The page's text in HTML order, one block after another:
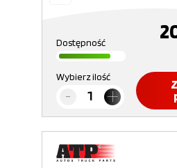
Dostępność
Wybierz ilość